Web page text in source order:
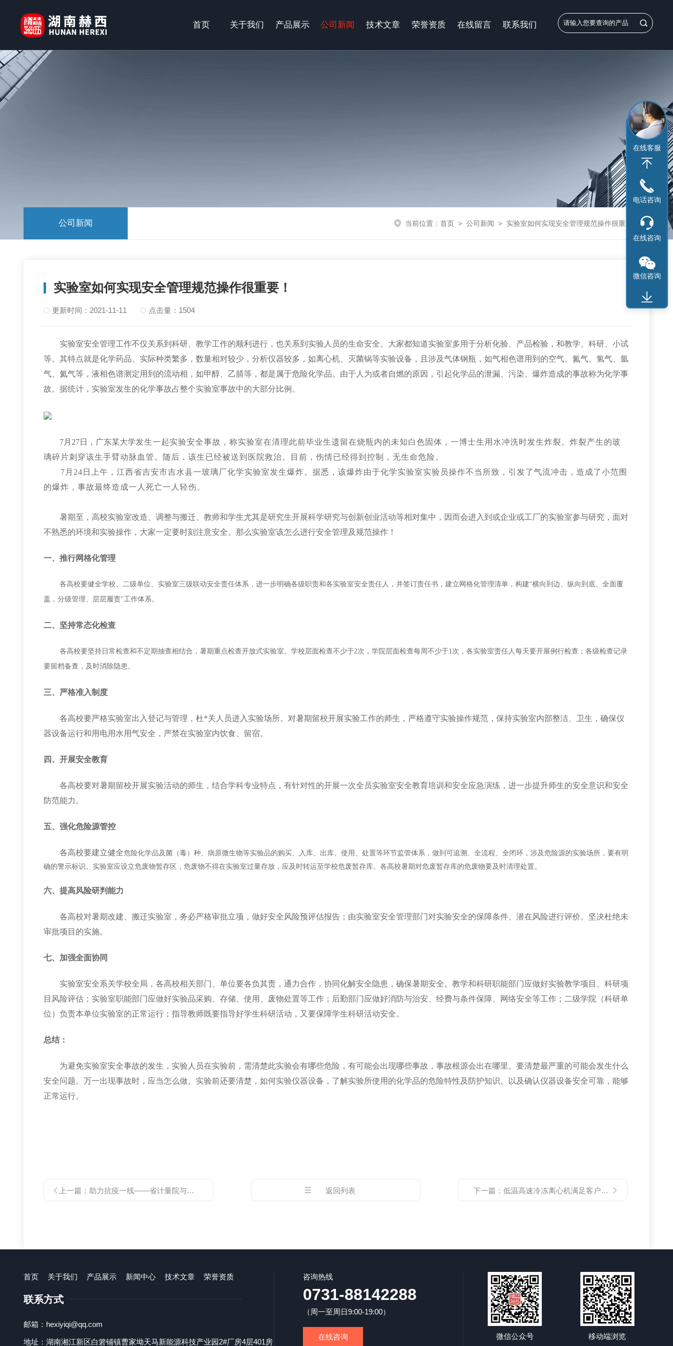
首页 关于我们 产品展示 公司新闻 技术文章 荣誉资质 在线留言 联系我们
公司新闻 当前位置： 首页> 公司新闻 > 实验室如何实现安全管理规范操作很重要！
实验室如何实现安全管理规范操作很重要！
更新时间：2021-11-11 点击量：1504
实验室安全管理工作不仅关系到科研、教学工作的顺利进行，也关系到实验人员的生命安全。大家都知道实验室多用于分析化验、产品检验，和教学、科研、小试
等。其特点就是化学药品、实际种类繁多，数量相对较少，分析仪器较多，如离心机、灭菌锅等实验设备，且涉及气体钢瓶，如气相色谱用到的空气、氮气、氢气、氩
气、氦气等，液相色谱测定用到的流动相，如甲醇、乙腈等，都是属于危险化学品。由于人为或者自燃的原因，引起化学品的泄漏、污染、爆炸造成的事故称为化学事
故。据统计，实验室发生的化学事故占整个实验室事故中的大部分比例。
7月27日，广东某大学发生一起实验安全事故 ，称实验室在清理此前毕业生遗留在烧瓶内的未知白色固体，一博士生用水冲洗时发生炸裂。炸裂产生的玻
璃碎片刺穿该生手臂动脉血管。
随后，该生已经被送到医院救治。目前，伤情已经得到控制，无生命危险。
7月24日上午，江西省吉安市吉水县一玻璃厂化学实验室发生爆炸。据悉，该爆炸由于化学实验室实验员操作不当所致，引发了气流冲击，造成了小范围
的爆炸，事故最终造成一人死亡一人轻伤。
暑期至，高校实验室改造、调整与搬迁、教师和学生尤其是研究生开展科学研究与创新创业活动等相对集中，因而会进入到或企业或工厂的实验室参与研究，面对
不熟悉的环境和实验操作，大家一定要时刻注意安全。那么实验室该怎么进行安全管理及规范操作！
一、推行网格化管理
各高校要健全学校、二级单位、实验室三级联动安全责任体系，进一步明确各级职责和各实验室安全责任人，并签订责任书，建立网格化管理清单，构建“横向到边、纵向到底、全面覆
盖，分级管理、层层履责"工作体系。
二、坚持常态化检查
各高校要坚持日常检查和不定期抽查相结合，暑期重点检查开放式实验室。学校层面检查不少于2次，学院层面检查每周不少于1次，各实验室责任人每天要开展例行检查；各级检查记录
要留档备查，及时消除隐患。
三、严格准入制度
各高校要严格实验室出入登记与管理，杜*关人员进入实验场所。对暑期留校开展实验工作的师生，严格遵守实验操作规范，保持实验室内部整洁、卫生，确保仪
器设备运行和用电用水用气安全，严禁在实验室内饮食、留宿。
四、开展安全教育
各高校要对暑期留校开展实验活动的师生，结合学科专业特点，有针对性的开展一次全员实验室安全教育培训和安全应急演练，进一步提升师生的安全意识和安全
防范能力。
五、强化危险源管控
各高校要建立健全危险化学品及菌（毒）种、病原微生物等实验品的购买、入库、出库、使用、处置等环节监管体系，做到可追溯、全流程、全闭环，涉及危险源的实验场所，要有明
确的警示标识。实验室应设立危废物暂存区，危废物不得在实验室过量存放，应及时转运至学校危废暂存库。各高校暑期对危废暂存库的危废物要及时清理处置。
六、提高风险研判能力
各高校对暑期改建、搬迁实验室，务必严格审批立项，做好安全风险预评估报告；由实验室安全管理部门对实验安全的保障条件、潜在风险进行评价。坚决杜绝未
审批项目的实施。
七、 加强全面协同
实验室安全系关学校全局，各高校相关部门、单位要各负其责，通力合作，协同化解安全隐患，确保暑期安全。教学和科研职能部门应做好实验教学项目、科研项
目风险评估；实验室职能部门应做好实验品采购、存储、使用、废物处置等工作；后勤部门应做好消防与治安、经费与条件保障、网络安全等工作；二级学院（科研单
位）负责本单位实验室的正常运行；指导教师既要指导好学生科研活动，又要保障学生科研活动安全。
总结：
为避免实验室安全事故的发生，实验人员在实验前，需清楚此实验会有哪些危险，有可能会出现哪些事故，事故根源会出在哪里。要清楚最严重的可能会发生什么
安全问题。万一出现事故时，应当怎么做。实验前还要清楚，如何实验仪器设备，了解实验所使用的化学品的危险特性及防护知识。以及确认仪器设备安全可靠，能够
正常运行。
上一篇： 助力抗疫一线——省计量院与赫西仪器捐赠酒精速测仪 返回列表 下一篇： 低温高速冷冻离心机满足客户的不同分离要求
首页 关于我们 产品展示 新闻中心 技术文章 荣誉资质
联系方式
邮箱：hexiyiqi@qq.com
地址：湖南湘江新区白箬铺镇曹家坳天马新能源科技产业园2#厂房4层401房
咨询热线
0731-88142288
（周一至周日9:00-19:00）
在线咨询 微信公众号 移动端浏览
在线客服
电话咨询
在线咨询
微信咨询